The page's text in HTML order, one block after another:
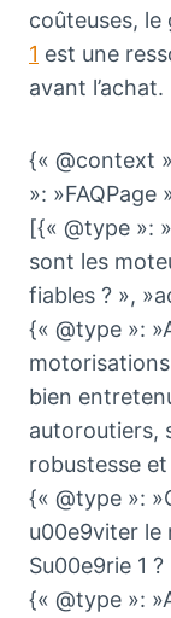
coûteuses, le
1 est une
avant l’achat.
{« @context
»: »FAQPage
[{« @type »:
sont les
fiables ? »,
{« @type »:
bien
autoroutiers,
robustesse
{« @type »:
u00e9viter le
Su00e9rie 1
{« @type »: